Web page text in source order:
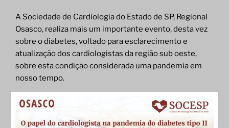
A Sociedade de Cardiologia do Estado de SP, Regional
Osasco, realiza mais um importante evento, desta vez
sobre o diabetes, voltado para esclarecimento e
atualização dos cardiologistas da região sub oeste,
sobre esta condição considerada uma pandemia em
nosso tempo.